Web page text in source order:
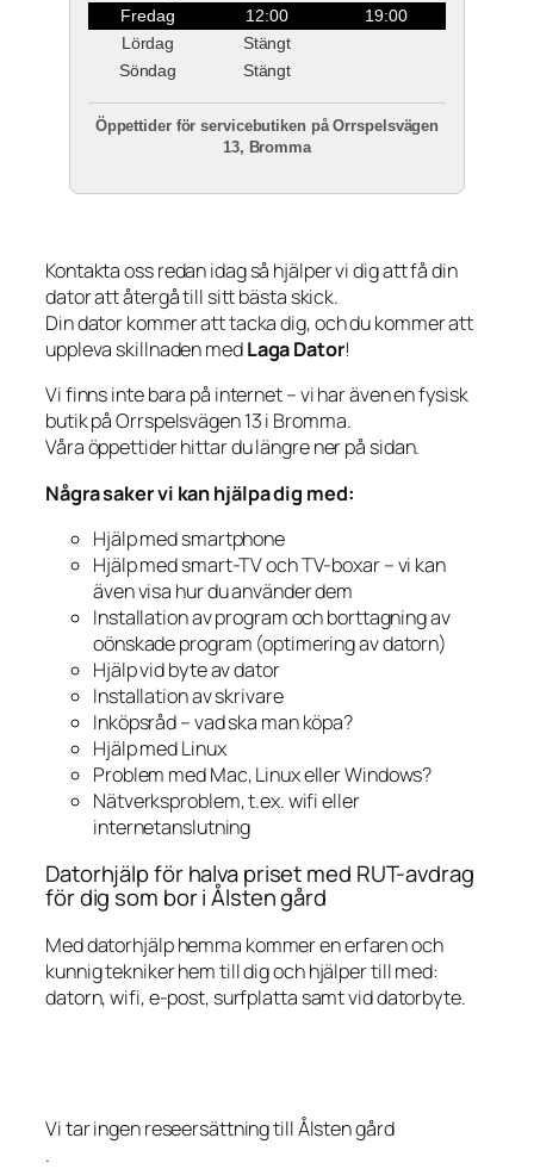
Fredag
12:00
19:00
Lördag
Stängt
Söndag
Stängt
Öppettider för servicebutiken på Orrspelsvägen
13, Bromma
Kontakta oss redan idag så hjälper vi dig att få din
dator att återgå till sitt bästa skick.
Din dator kommer att tacka dig, och du kommer att
uppleva skillnaden medLaga Dator!
Vi finns inte bara på internet – vi har även en fysisk
butik på Orrspelsvägen 13 i Bromma.
Våra öppettider hittar du längre ner på sidan.
Några saker vi kan hjälpa dig med:
Hjälp med smartphone
Hjälp med smart-TV och TV-boxar – vi kan
även visa hur du använder dem
Installation av program och borttagning av
oönskade program (optimering av datorn)
Hjälp vid byte av dator
Installation av skrivare
Inköpsråd – vad ska man köpa?
Hjälp med Linux
Problem med Mac, Linux eller Windows?
Nätverksproblem, t.ex. wifi eller
internetanslutning
Datorhjälp för halva priset med RUT-avdrag
för dig som bor i Ålsten gård
Med datorhjälp hemma kommer en erfaren och
kunnig tekniker hem till dig och hjälper till med:
datorn, wifi, e-post, surfplatta samt vid datorbyte.
Vi tar ingen reseersättning till Ålsten gård
.